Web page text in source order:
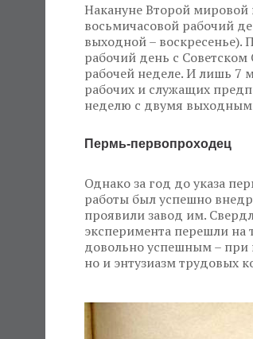
Накануне Второй мировой
восьмичасовой рабочий
выходной – воскресенье).
рабочий день с
рабочей неделе. И лишь 7
рабочих и служащих
неделю с двумя
Пермь-первопроходец
Однако за год до указа
работы был успешно
проявили завод им.
эксперимента перешли на
довольно успешным – при
но и энтузиазм трудовых